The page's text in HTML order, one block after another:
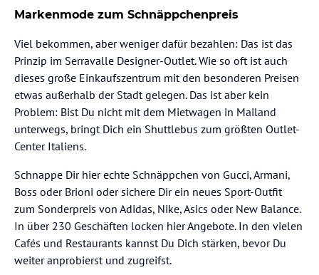
Markenmode zum Schnäppchenpreis
Viel bekommen, aber weniger dafür bezahlen: Das ist das
Prinzip im Serravalle Designer-Outlet. Wie so oft ist auch
dieses große Einkaufszentrum mit den besonderen Preisen
etwas außerhalb der Stadt gelegen. Das ist aber kein
Problem: Bist Du nicht mit dem Mietwagen in Mailand
unterwegs, bringt Dich ein Shuttlebus zum größten Outlet-
Center Italiens.
Schnappe Dir hier echte Schnäppchen von Gucci, Armani,
Boss oder Brioni oder sichere Dir ein neues Sport-Outfit
zum Sonderpreis von Adidas, Nike, Asics oder New Balance.
In über 230 Geschäften locken hier Angebote. In den vielen
Cafés und Restaurants kannst Du Dich stärken, bevor Du
weiter anprobierst und zugreifst.